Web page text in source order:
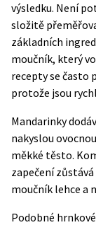
výsledku. Není
složitě
základních
moučník, který
recepty se často
protože jsou
Mandarinky
nakyslou
měkké těsto.
zapečení
moučník lehce a
Podobné